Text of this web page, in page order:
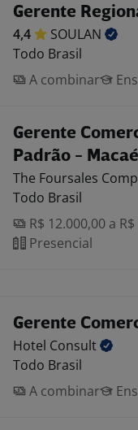
Gerente
4,4
SOULAN
Todo Brasil
A combinar
Gerente
Padrão -
The Foursales
Todo Brasil
R$ 12.000,00 a
Presencial
Gerente
Hotel Consult
Todo Brasil
A combinar